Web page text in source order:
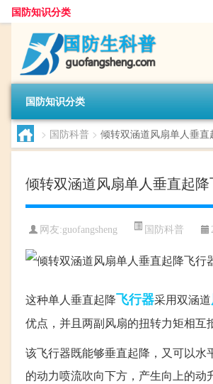
国防知识分类
国防知识分类
> 国防科普 > 倾转双涵道风扇单人垂直
倾转双涵道风扇单人垂直起
网友:guofangsheng 国防科普
这种单人垂直起降飞行器采用双涵道
优点，并且两副风扇的扭转力矩相互
该飞行器既能够垂直起降，又可以
的动力喷流吹向下方，产生向上的